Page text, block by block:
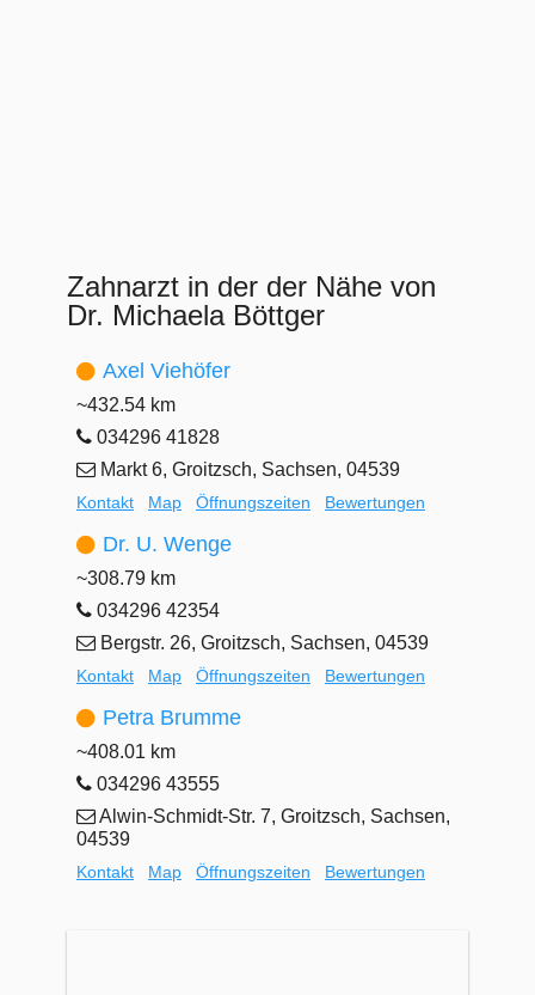
Zahnarzt in der der Nähe von
Dr. Michaela Böttger
Axel Viehöfer
~432.54 km
034296 41828
Markt 6, Groitzsch, Sachsen, 04539
Kontakt Map Öffnungszeiten Bewertungen
Dr. U. Wenge
~308.79 km
034296 42354
Bergstr. 26, Groitzsch, Sachsen, 04539
Kontakt Map Öffnungszeiten Bewertungen
Petra Brumme
~408.01 km
034296 43555
Alwin-Schmidt-Str. 7, Groitzsch, Sachsen,
04539
Kontakt Map Öffnungszeiten Bewertungen